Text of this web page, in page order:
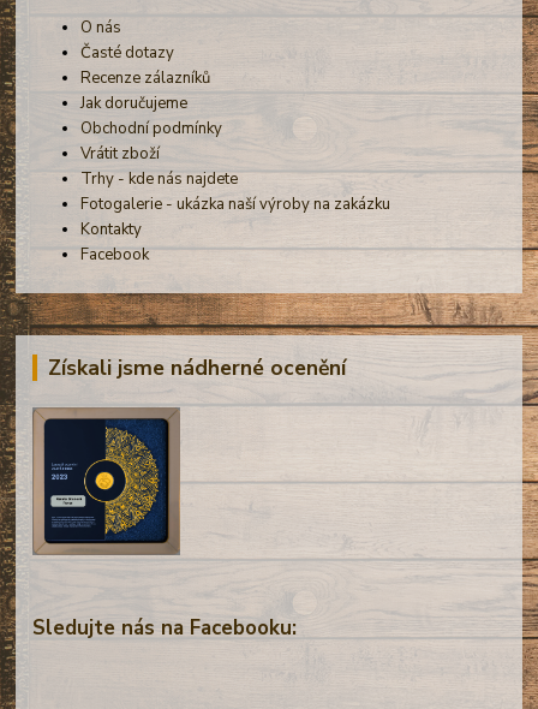
O nás
Časté dotazy
Recenze zálazníků
Jak doručujeme
Obchodní podmínky
Vrátit zboží
Trhy - kde nás najdete
Fotogalerie - ukázka naší výroby na zakázku
Kontakty
Facebook
Získali jsme nádherné ocenění
Sledujte nás na Facebooku: